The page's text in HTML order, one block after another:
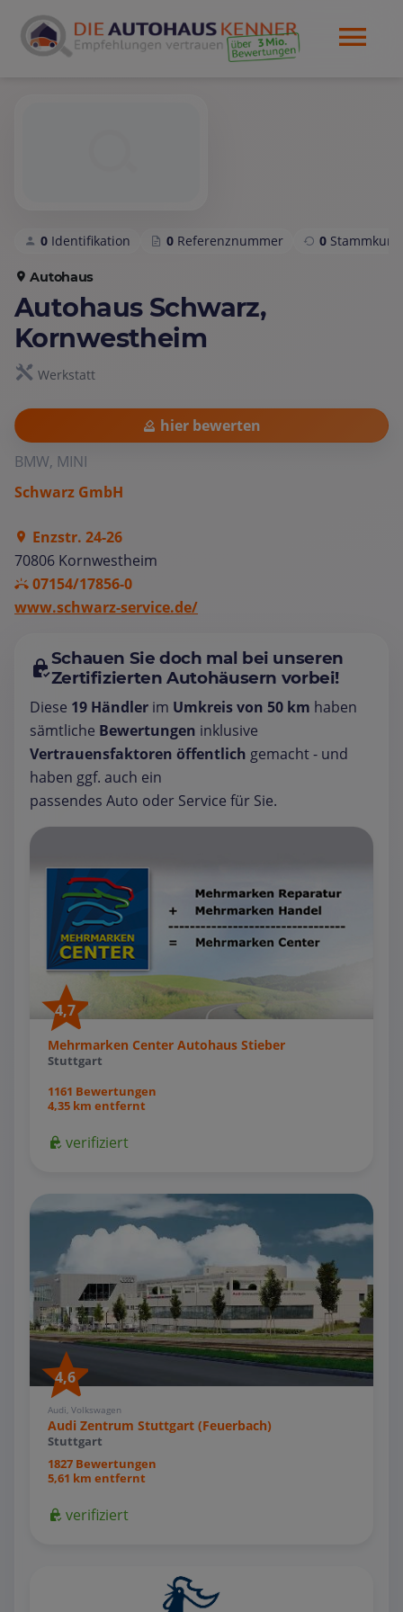
0 Identifikation 0 Referenznummer 0
Autohaus
Autohaus Schwarz,
Kornwestheim
Werkstatt
hier bewerten
BMW, MINI
Schwarz GmbH
Enzstr. 24-26
70806 Kornwestheim
07154/17856-0
www.schwarz-service.de/
Schauen Sie doch mal bei unseren
Zertifizierten Autohäusern vorbei!
Diese 19 Händler im Umkreis von 50 km haben
sämtliche Bewertungen inklusive
Vertrauensfaktoren öffentlich gemacht - und
haben ggf. auch ein
passendes Auto oder Service für Sie.
4,7
Mehrmarken Center Autohaus Stieber
Stuttgart
1161 Bewertungen
4,35 km entfernt
verifiziert
4,6
Audi, Volkswagen
Audi Zentrum Stuttgart (Feuerbach)
Stuttgart
1827 Bewertungen
5,61 km entfernt
verifiziert